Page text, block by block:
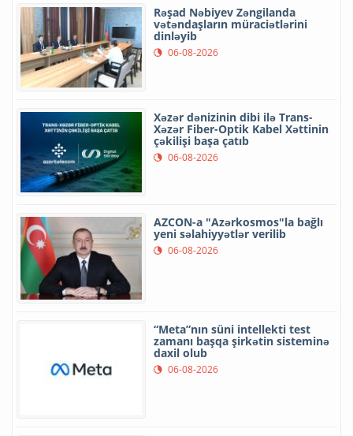
Rəşad Nəbiyev Zəngilanda
vətəndaşların müraciətlərini
dinləyib
06-08-2026
Xəzər dənizinin dibi ilə Trans-
Xəzər Fiber-Optik Kabel Xəttinin
çəkilişi başa çatıb
06-08-2026
AZCON-a "Azərkosmos"la bağlı
yeni səlahiyyətlər verilib
06-08-2026
“Meta”nın süni intellekti test
zamanı başqa şirkətin sisteminə
daxil olub
06-08-2026